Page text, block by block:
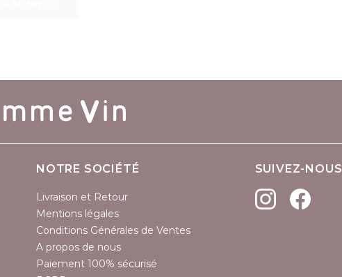
NOTRE SOCIÉTÉ
Livraison et Retour
Mentions légales
Conditions Générales de Ventes
A propos de nous
Paiement 100% sécurisé
SUIVEZ-NOUS